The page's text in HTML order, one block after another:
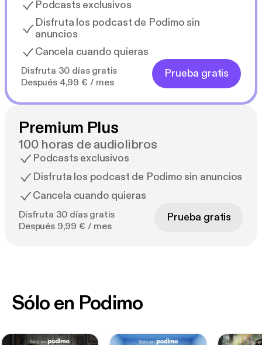
Podcasts exclusivos
Disfruta los podcast de Podimo sin
anuncios
Cancela cuando quieras
Disfruta 30 días gratis
Después 4,99 € / mes
Prueba gratis
Premium Plus
100 horas de audiolibros
Podcasts exclusivos
Disfruta los podcast de Podimo sin anuncios
Cancela cuando quieras
Disfruta 30 días gratis
Después 9,99 € / mes
Prueba gratis
Sólo en Podimo